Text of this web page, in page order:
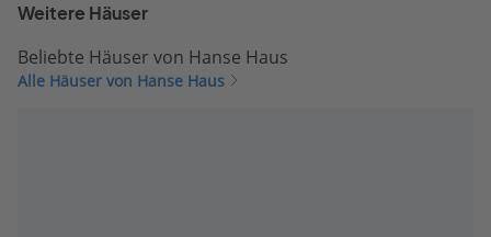
Weitere Häuser
Beliebte Häuser von Hanse Haus
Alle Häuser von Hanse Haus